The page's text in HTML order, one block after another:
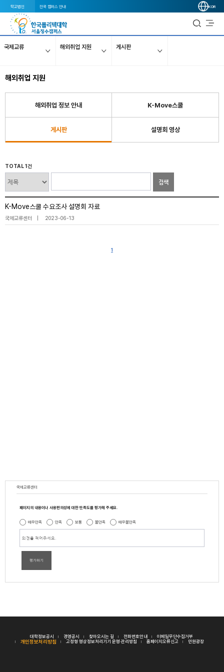
학교법인 전국 캠퍼스 안내 KOR
국제교류 해외취업 지원 게시판
해외취업 지원
해외취업 정보 안내 K-Move스쿨
게시판 설명회 영상
TOTAL 1건
검색
K-Move스쿨 수요조사 설명회 자료
국제교류센터 2023-06-13
1
국제교류센터
페이지의 내용이나 사용편의성에 대한 만족도를 평가해 주세요.
매우만족 만족 보통 불만족 매우불만족
평가하기
대학정보공시 경영공시 찾아오시는 길 전화번호안내 이메일무단수집거부
개인정보처리방침 고정형 영상정보처리기기 운영·관리방침 홈페이지오류신고 민원광장